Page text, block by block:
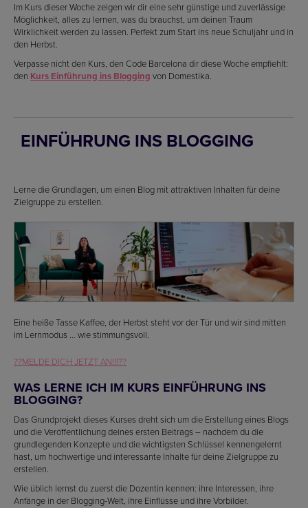
Im Kurs dieser Woche zeigen wir dir eine sehr günstige und zuverlässige
Möglichkeit, alles zu lernen, was du brauchst, um deinen Traum
Wirklichkeit werden zu lassen. Perfekt zum Start ins neue Schuljahr und in
den Herbst.
Verpasse nicht den Kurs, den Code Barcelona dir diese Woche empfiehlt:
den Kurs Einführung ins Blogging von Domestika.
EINFÜHRUNG INS BLOGGING
Lerne die Grundlagen, um einen Blog mit attraktiven Inhalten für deine
Zielgruppe zu erstellen.
Eine heiße Tasse Kaffee, der Herbst steht vor der Tür und wir sind mitten
im Lernmodus … wie stimmungsvoll.
??MELDE DICH JETZT AN!!!??
WAS LERNE ICH IM KURS EINFÜHRUNG INS
BLOGGING?
Das Grundprojekt dieses Kurses dreht sich um die Erstellung eines Blogs
und die Veröffentlichung deines ersten Beitrags – nachdem du die
grundlegenden Konzepte und die wichtigsten Schlüssel kennengelernt
hast, um hochwertige und interessante Inhalte für deine Zielgruppe zu
erstellen.
Wie üblich lernst du zuerst die Dozentin kennen: ihre Interessen, ihre
Anfänge in der Blogging-Welt, ihre Einflüsse und ihre Vorbilder.